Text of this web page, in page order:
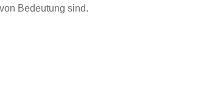
Bedeutung sind.